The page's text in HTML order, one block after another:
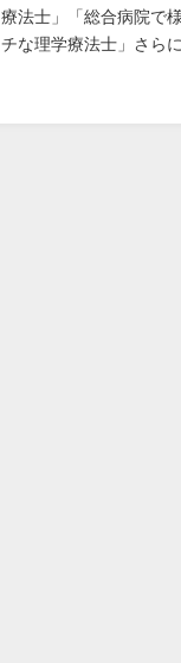
療法士」「総合病院で
チな理学療法士」さら